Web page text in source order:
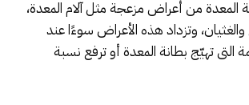
المعدة من أعراض مزعجة مثل آلام المعدة،
والغثيان، وتزداد هذه الأعراض سوءًا عند
التى تهيّج بطانة المعدة أو ترفع نسبة